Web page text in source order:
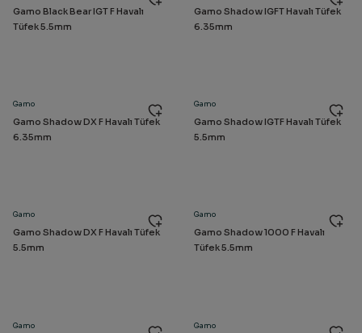
Gamo Black Bear IGT F Havalı
Tüfek 5.5mm
Gamo Shadow IGFT Havalı Tüfek
6.35mm
Gamo
Gamo Shadow DX F Havalı Tüfek
6.35mm
Gamo
Gamo Shadow IGTF Havalı Tüfek
5.5mm
Gamo
Gamo Shadow DX F Havalı Tüfek
5.5mm
Gamo
Gamo Shadow 1000 F Havalı
Tüfek 5.5mm
Gamo Gamo